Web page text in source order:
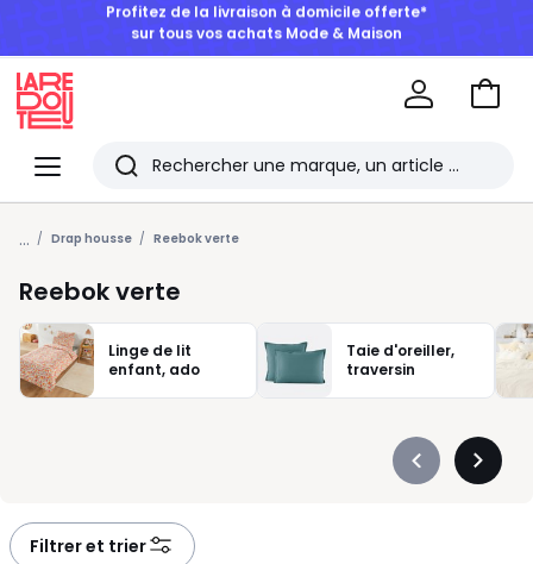
BONS PLANS | Jusqu'à -50% dès 2 articles*
Menu
Redoute
Rechercher
Les
derniers
articles
consultés
Aller
... Drap housse Reebok verte
Reebok verte
Linge de lit
enfant, ado
Taie d'oreiller,
traversin
Précédent
Filtrer et trier